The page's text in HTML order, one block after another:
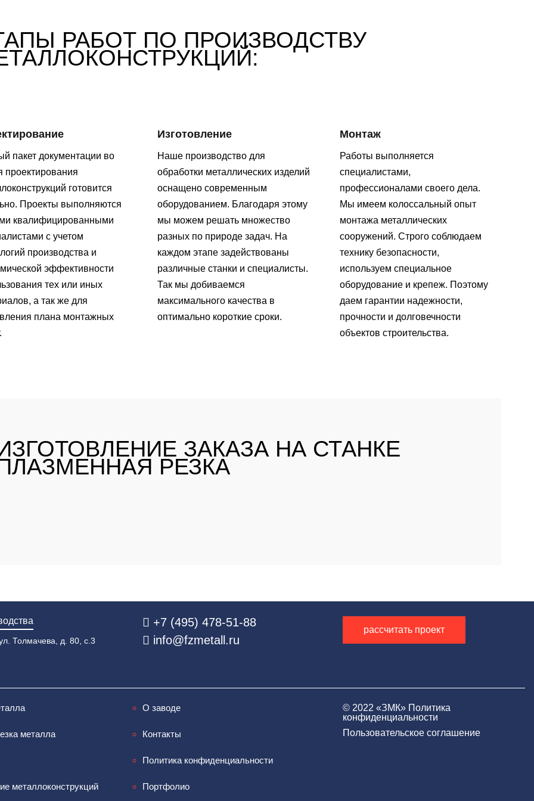
РАБОТ ПО ПРОИЗВОДСТВУ
пакет документации во
проектирования
готовится
Проекты выполняются
квалифицированными
с учетом
производства и
эффективности
тех или иных
а так же для
плана монтажных
Изготовление
Наше производство для
обработки металлических изделий
оснащено современным
оборудованием. Благодаря этому
мы можем решать множество
разных по природе задач. На
каждом этапе задействованы
различные станки и специалисты.
Так мы добиваемся
максимального качества в
оптимально короткие сроки.
Монтаж
Работы выполняется
специалистами,
профессионалами своего дела.
Мы имеем колоссальный опыт
монтажа металлических
сооружений. Строго соблюдаем
технику безопасности,
используем специальное
оборудование и крепеж. Поэтому
даем гарантии надежности,
прочности и долговечности
объектов строительства.
ЗАКАЗА НА СТАНКЕ
РЕЗКА
Толмачева, д. 80, с.3
+7 (495) 478-51-88
info@fzmetall.ru
рассчитать проект
металла
металлоконструкций
О заводе
Контакты
Политика конфиденциальности
Портфолио
© 2022 «‎ЗМК»‎ Политика
конфиденциальности
Пользовательское соглашение